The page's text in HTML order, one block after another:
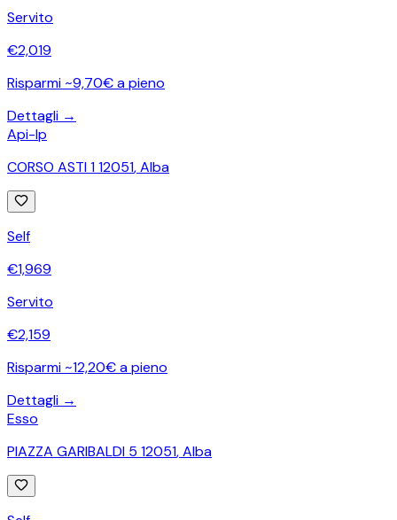
Servito
€2,019
Risparmi ~9,70€ a pieno
Dettagli →
Api-Ip
CORSO ASTI 1 12051,Alba
Self
€1,969
Servito
€2,159
Risparmi ~12,20€ a pieno
Dettagli →
Esso
PIAZZA GARIBALDI 5 12051,Alba